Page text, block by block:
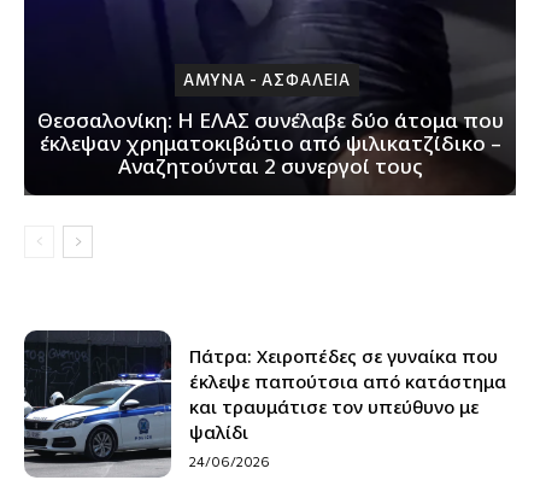
ΑΜΥΝΑ - ΑΣΦΑΛΕΙΑ
Θεσσαλονίκη: H ΕΛΑΣ συνέλαβε δύο άτομα που
έκλεψαν χρηματοκιβώτιο από ψιλικατζίδικο –
Αναζητούνται 2 συνεργοί τους
Πάτρα: Xειροπέδες σε γυναίκα που
έκλεψε παπούτσια από κατάστημα
και τραυμάτισε τον υπεύθυνο με
ψαλίδι
24/06/2026